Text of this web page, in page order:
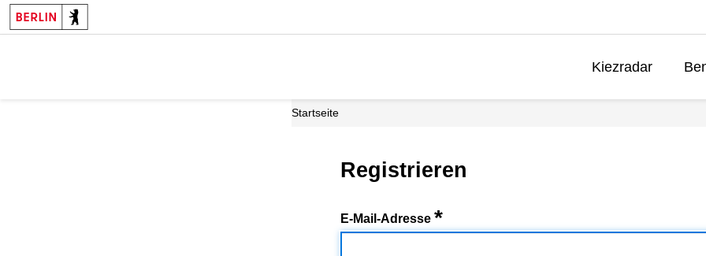
Kiezradar
Startseite
Registrieren
E-Mail-Adresse *